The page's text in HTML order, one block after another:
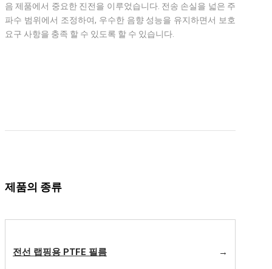
음 제품에서 중요한 진전을 이루었습니다. 전송 손실을 넓은 주
파수 범위에서 조정하여, 우수한 음향 성능을 유지하면서 보호
요구 사항을 충족 할 수 있도록 할 수 있습니다.
제품의 종류
전선 랩핑용 PTFE 필름 →